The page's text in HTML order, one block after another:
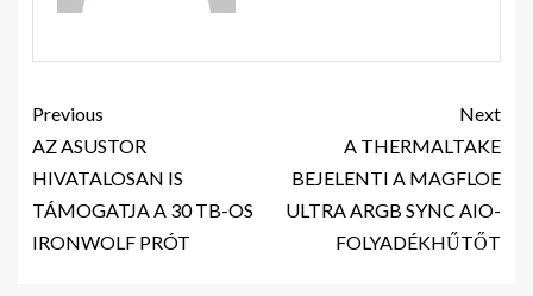
Previous
AZ ASUSTOR
HIVATALOSAN IS
TÁMOGATJA A 30 TB-OS
IRONWOLF PRÓT
Next
A THERMALTAKE
BEJELENTI A MAGFLOE
ULTRA ARGB SYNC AIO-
FOLYADÉKHŰTŐT